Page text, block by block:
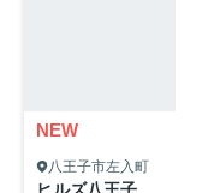
NEW
八王子市左入町
ヒルズ八王子